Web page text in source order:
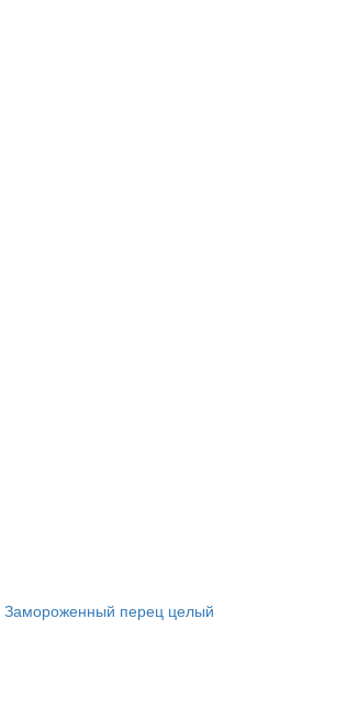
Замороженный перец целый